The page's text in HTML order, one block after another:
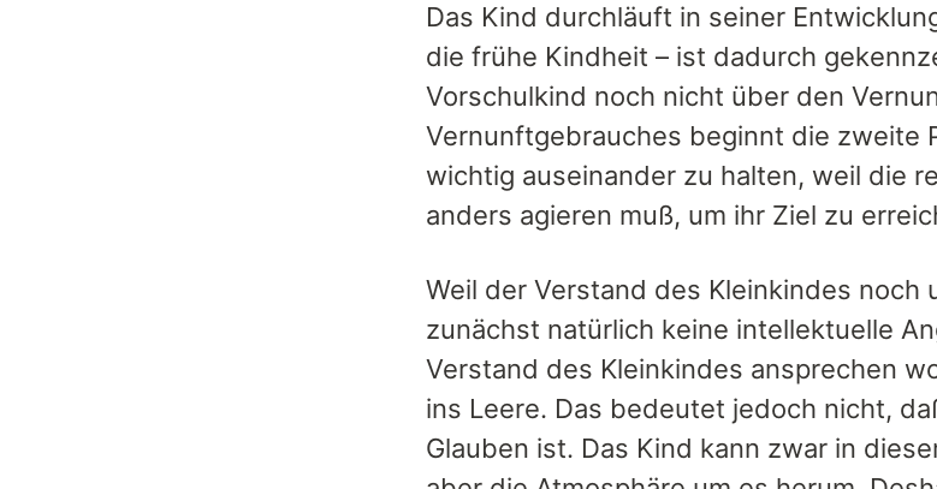
Das Kind durchläuft in seiner
die frühe Kindheit – ist dadurch
Vorschulkind noch nicht über den
Vernunftgebrauches beginnt die zweite
wichtig auseinander zu halten, weil die
anders agieren muß, um ihr Ziel zu
Weil der Verstand des Kleinkindes
zunächst natürlich keine intellektuelle
Verstand des Kleinkindes ansprechen
ins Leere. Das bedeutet jedoch nicht,
Glauben ist. Das Kind kann zwar in